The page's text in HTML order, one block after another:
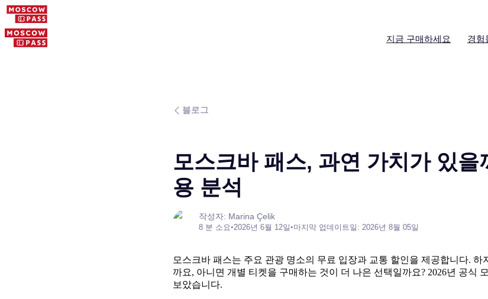
지금 구매하세요 경험
블로그
모스크바 패스, 과연 가치가 있을
용 분석
작성자: Marina Çelik
8 분 소요•2026년 6월 12일•마지막 업데이트일: 2026년 8월 05일
모스크바 패스는 주요 관광 명소의 무료 입장과 교통 할인을 제공합니다. 하
까요, 아니면 개별 티켓을 구매하는 것이 더 나은 선택일까요? 2026년 공식
보았습니다.